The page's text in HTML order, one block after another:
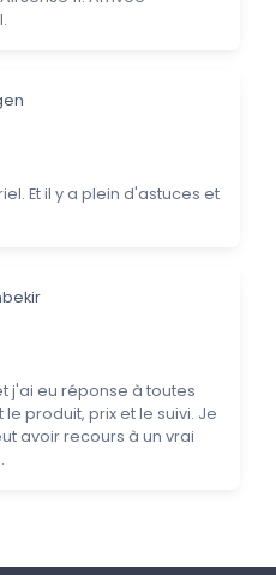
Et il y a plein d'astuces et
j'ai eu réponse à toutes
produit, prix et le suivi. Je
avoir recours à un vrai